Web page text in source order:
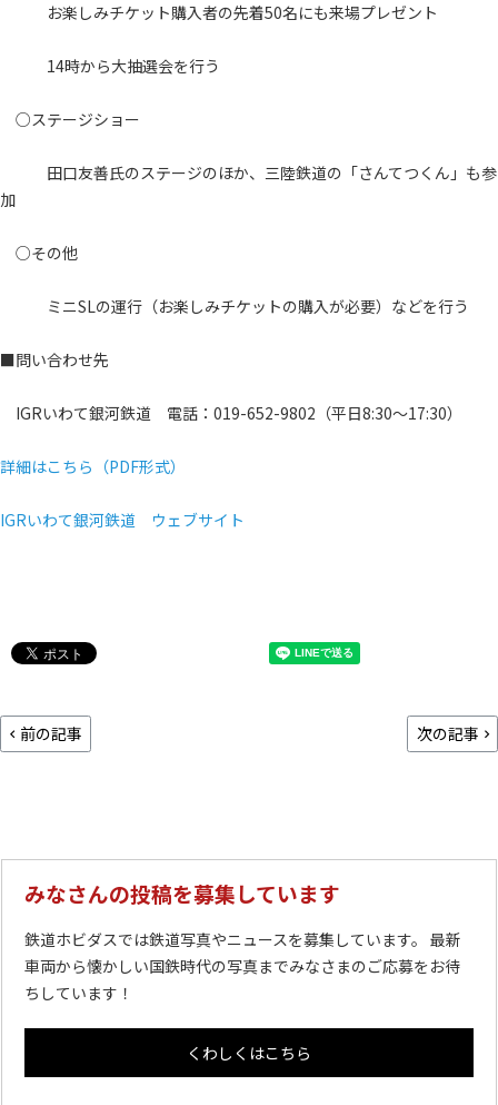
お楽しみチケット購入者の先着50名にも来場プレゼント
14時から大抽選会を行う
○ステージショー
田口友善氏のステージのほか、三陸鉄道の「さんてつくん」も参
加
○その他
ミニSLの運行（お楽しみチケットの購入が必要）などを行う
■問い合わせ先
IGRいわて銀河鉄道 電話：019-652-9802（平日8:30～17:30）
詳細はこちら（PDF形式）
IGRいわて銀河鉄道 ウェブサイト
前の記事 次の記事
みなさんの投稿を募集しています
鉄道ホビダスでは鉄道写真やニュースを募集しています。 最新
車両から懐かしい国鉄時代の写真までみなさまのご応募をお待
ちしています！
くわしくはこちら